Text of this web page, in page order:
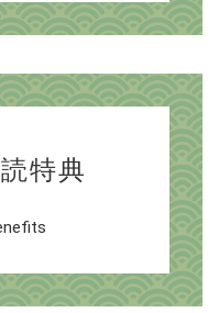
特典